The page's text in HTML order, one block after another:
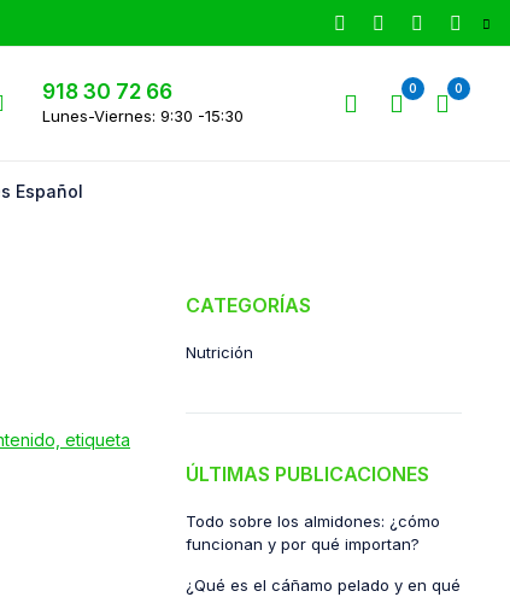
918 30 72 66
Lunes-Viernes: 9:30 -15:30
0 0
Español
CATEGORÍAS
Nutrición
ÚLTIMAS PUBLICACIONES
Todo sobre los almidones: ¿cómo
funcionan y por qué importan?
¿Qué es el cáñamo pelado y en qué